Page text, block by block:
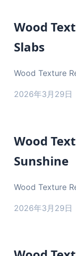
Wood
Slabs
Wood Texture
2026年3月29日
Wood
Sunshine
Wood Texture
2026年3月29日